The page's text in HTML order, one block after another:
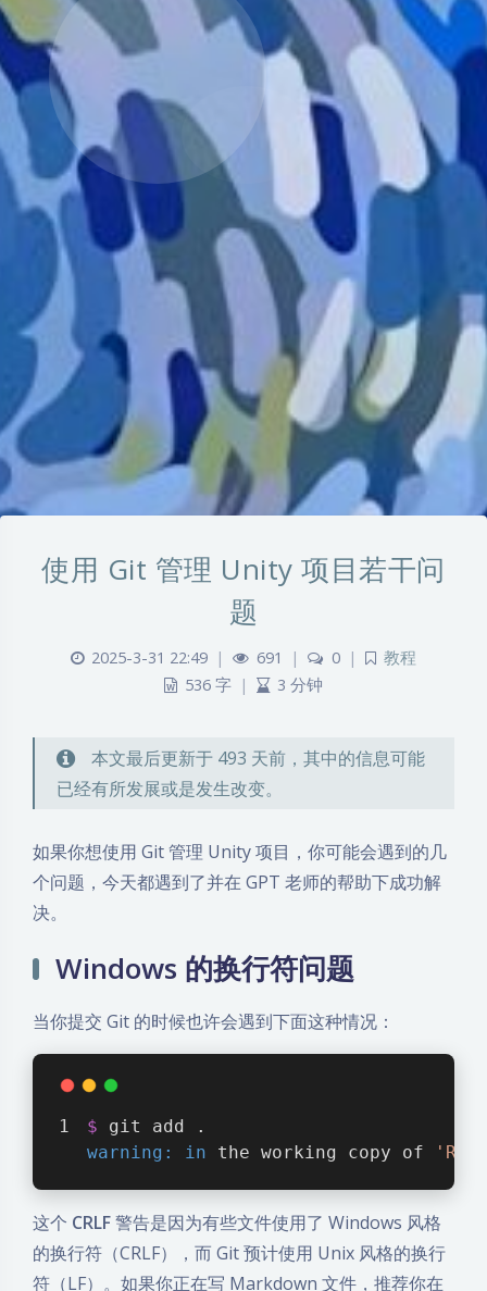
使用 Git 管理 Unity 项目若干问
题
2025-3-31 22:49 | 691 | 0 |
教程
536 字 | 3 分钟
本文最后更新于 493 天前，其中的信息可能
已经有所发展或是发生改变。
如果你想使用 Git 管理 Unity 项目，你可能会遇到的几
个问题，今天都遇到了并在 GPT 老师的帮助下成功解
决。
Windows 的换行符问题
当你提交 Git 的时候也许会遇到下面这种情况：
$ git add .
warning:
in the working copy of
这个 CRLF警告是因为有些文件使用了 Windows 风格
的换行符（CRLF），而 Git 预计使用 Unix 风格的换行
符（LF）。如果你正在写 Markdown 文件，推荐你在